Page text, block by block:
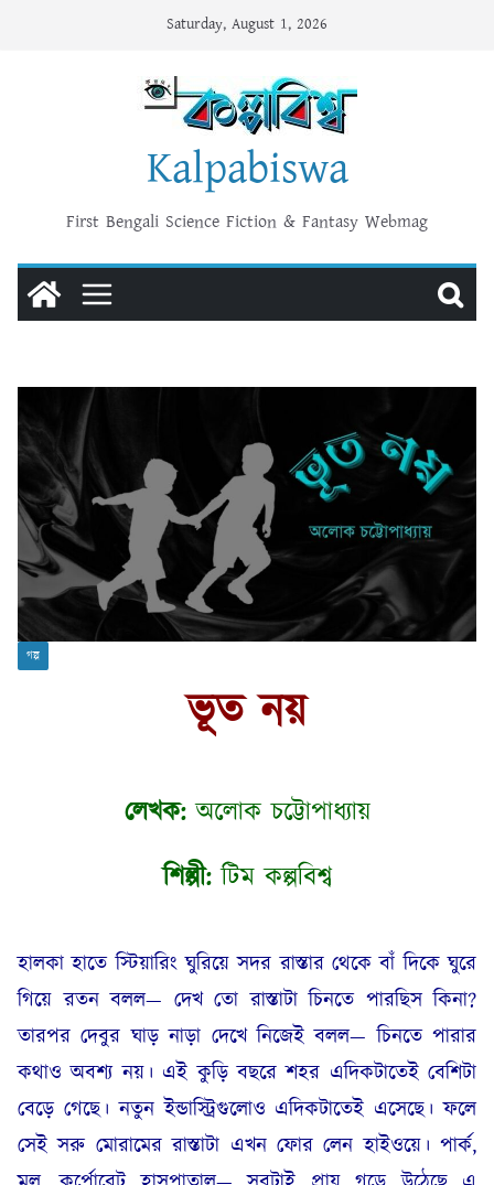
Saturday, August 1, 2026
Kalpabiswa
First Bengali Science Fiction & Fantasy Webmag
গল্প
ভূত নয়
লেখক:অলোক চট্টোপাধ্যায়
শিল্পী:টিম কল্পবিশ্ব
হালকা হাতে স্টিয়ারিং ঘুরিয়ে সদর রাস্তার থেকে বাঁ দিকে ঘুরে
গিয়ে রতন বলল— দেখ তো রাস্তাটা চিনতে পারছিস কিনা?
তারপর দেবুর ঘাড় নাড়া দেখে নিজেই বলল— চিনতে পারার
কথাও অবশ্য নয়। এই কুড়ি বছরে শহর এদিকটাতেই বেশিটা
বেড়ে গেছে। নতুন ইন্ডাস্ট্রিগুলোও এদিকটাতেই এসেছে। ফলে
সেই সরু মোরামের রাস্তাটা এখন ফোর লেন হাইওয়ে। পার্ক,